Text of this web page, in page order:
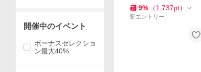
9% （1,737pt）
要エントリー
開催中のイベント
ボーナスセレクショ
ン最大40%